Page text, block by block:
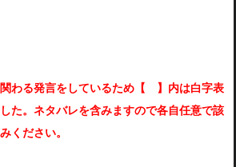
わる発言をしているため 【 】内は白字表
た。ネタバレを含みますので各自任意で該
ください。